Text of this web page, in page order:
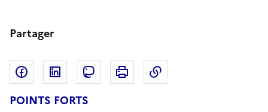
Partager
Partager sur Facebook
Partager sur LinkedIn
Partager sur Mastodon
Imprimer
POINTS FORTS